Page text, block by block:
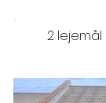
2 lejemål